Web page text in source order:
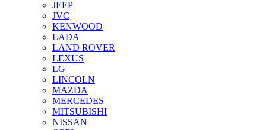
JEEP
JVC
KENWOOD
LADA
LAND ROVER
LEXUS
LG
LINCOLN
MAZDA
MERCEDES
MITSUBISHI
NISSAN